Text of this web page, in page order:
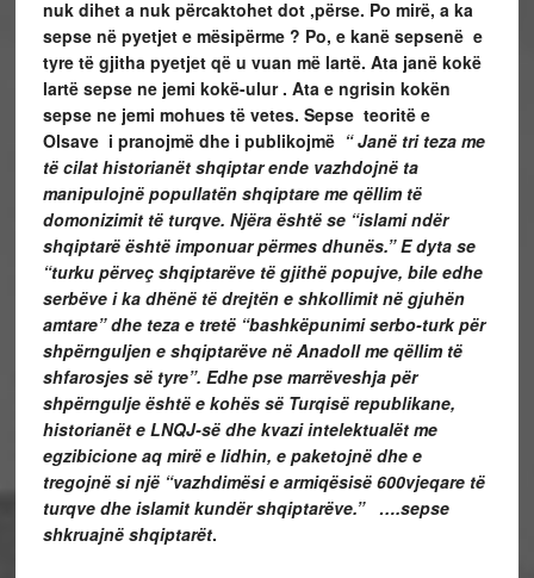
nuk dihet a nuk përcaktohet dot ,përse. Po mirë, a ka
sepse në pyetjet e mësipërme ? Po, e kanë sepsenë e
tyre të gjitha pyetjet që u vuan më lartë. Ata janë kokë
lartë sepse ne jemi kokë-ulur . Ata e ngrisin kokën
sepse ne jemi mohues të vetes. Sepse teoritë e
Olsave i pranojmë dhe i publikojmë “ Janë tri teza me
të cilat historianët shqiptar ende vazhdojnë ta
manipulojnë popullatën shqiptare me qëllim të
domonizimit të turqve. Njëra është se “islami ndër
shqiptarë është imponuar përmes dhunës.” E dyta se
“turku përveç shqiptarëve të gjithë popujve, bile edhe
serbëve i ka dhënë të drejtën e shkollimit në gjuhën
amtare” dhe teza e tretë “bashkëpunimi serbo-turk për
shpërnguljen e shqiptarëve në Anadoll me qëllim të
shfarosjes së tyre”. Edhe pse marrëveshja për
shpërngulje është e kohës së Turqisë republikane,
historianët e LNQJ-së dhe kvazi intelektualët me
egzibicione aq mirë e lidhin, e paketojnë dhe e
tregojnë si një “vazhdimësi e armiqësisë 600vjeqare të
turqve dhe islamit kundër shqiptarëve.” ….sepse
shkruajnë shqiptarët.